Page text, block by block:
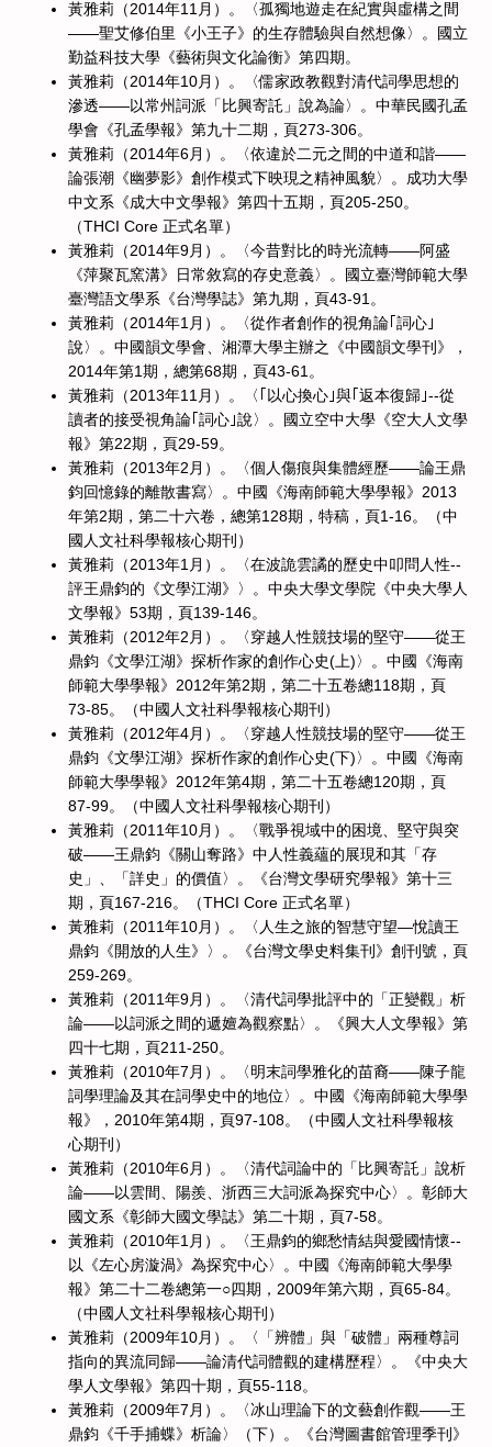
黃雅莉（2014年11月）。〈孤獨地遊走在紀實與虛構之間
——聖艾修伯里《小王子》的生存體驗與自然想像〉。國立
勤益科技大學《藝術與文化論衡》第四期。
黃雅莉（2014年10月）。〈儒家政教觀對清代詞學思想的
滲透——以常州詞派「比興寄託」說為論〉。中華民國孔孟
學會《孔孟學報》第九十二期，頁273-306。
黃雅莉（2014年6月）。〈依違於二元之間的中道和諧——
論張潮《幽夢影》創作模式下映現之精神風貌〉。成功大學
中文系《成大中文學報》第四十五期，頁205-250。
（THCI Core 正式名單）
黃雅莉（2014年9月）。〈今昔對比的時光流轉——阿盛
《萍聚瓦窯溝》日常敘寫的存史意義〉。國立臺灣師範大學
臺灣語文學系《台灣學誌》第九期，頁43-91。
黃雅莉（2014年1月）。〈從作者創作的視角論｢詞心｣
說〉。中國韻文學會、湘潭大學主辦之《中國韻文學刊》，
2014年第1期，總第68期，頁43-61。
黃雅莉（2013年11月）。〈｢以心換心｣與｢返本復歸｣--從
讀者的接受視角論｢詞心｣說〉。國立空中大學《空大人文學
報》第22期，頁29-59。
黃雅莉（2013年2月）。〈個人傷痕與集體經歷——論王鼎
鈞回憶錄的離散書寫〉。中國《海南師範大學學報》2013
年第2期，第二十六卷，總第128期，特稿，頁1-16。（中
國人文社科學報核心期刊）
黃雅莉（2013年1月）。〈在波詭雲譎的歷史中叩問人性--
評王鼎鈞的《文學江湖》〉。中央大學文學院《中央大學人
文學報》53期，頁139-146。
黃雅莉（2012年2月）。〈穿越人性競技場的堅守——從王
鼎鈞《文學江湖》探析作家的創作心史(上)〉。中國《海南
師範大學學報》2012年第2期，第二十五卷總118期，頁
73-85。（中國人文社科學報核心期刊）
黃雅莉（2012年4月）。〈穿越人性競技場的堅守——從王
鼎鈞《文學江湖》探析作家的創作心史(下)〉。中國《海南
師範大學學報》2012年第4期，第二十五卷總120期，頁
87-99。（中國人文社科學報核心期刊）
黃雅莉（2011年10月）。〈戰爭視域中的困境、堅守與突
破——王鼎鈞《關山奪路》中人性義蘊的展現和其「存
史」、「詳史」的價值〉。《台灣文學研究學報》第十三
期，頁167-216。（THCI Core 正式名單）
黃雅莉（2011年10月）。〈人生之旅的智慧守望—悅讀王
鼎鈞《開放的人生》〉。《台灣文學史料集刊》創刊號，頁
259-269。
黃雅莉（2011年9月）。〈清代詞學批評中的「正變觀」析
論——以詞派之間的遞嬗為觀察點〉。《興大人文學報》第
四十七期，頁211-250。
黃雅莉（2010年7月）。〈明末詞學雅化的苗裔——陳子龍
詞學理論及其在詞學史中的地位〉。中國《海南師範大學學
報》，2010年第4期，頁97-108。（中國人文社科學報核
心期刊）
黃雅莉（2010年6月）。〈清代詞論中的「比興寄託」說析
論——以雲間、陽羨、浙西三大詞派為探究中心〉。彰師大
國文系《彰師大國文學誌》第二十期，頁7-58。
黃雅莉（2010年1月）。〈王鼎鈞的鄉愁情結與愛國情懷--
以《左心房漩渦》為探究中心〉。中國《海南師範大學學
報》第二十二卷總第一○四期，2009年第六期，頁65-84。
（中國人文社科學報核心期刊）
黃雅莉（2009年10月）。〈「辨體」與「破體」兩種尊詞
指向的異流同歸——論清代詞體觀的建構歷程〉。《中央大
學人文學報》第四十期，頁55-118。
黃雅莉（2009年7月）。〈冰山理論下的文藝創作觀——王
鼎鈞《千手捕蝶》析論〉（下）。《台灣圖書館管理季刊》